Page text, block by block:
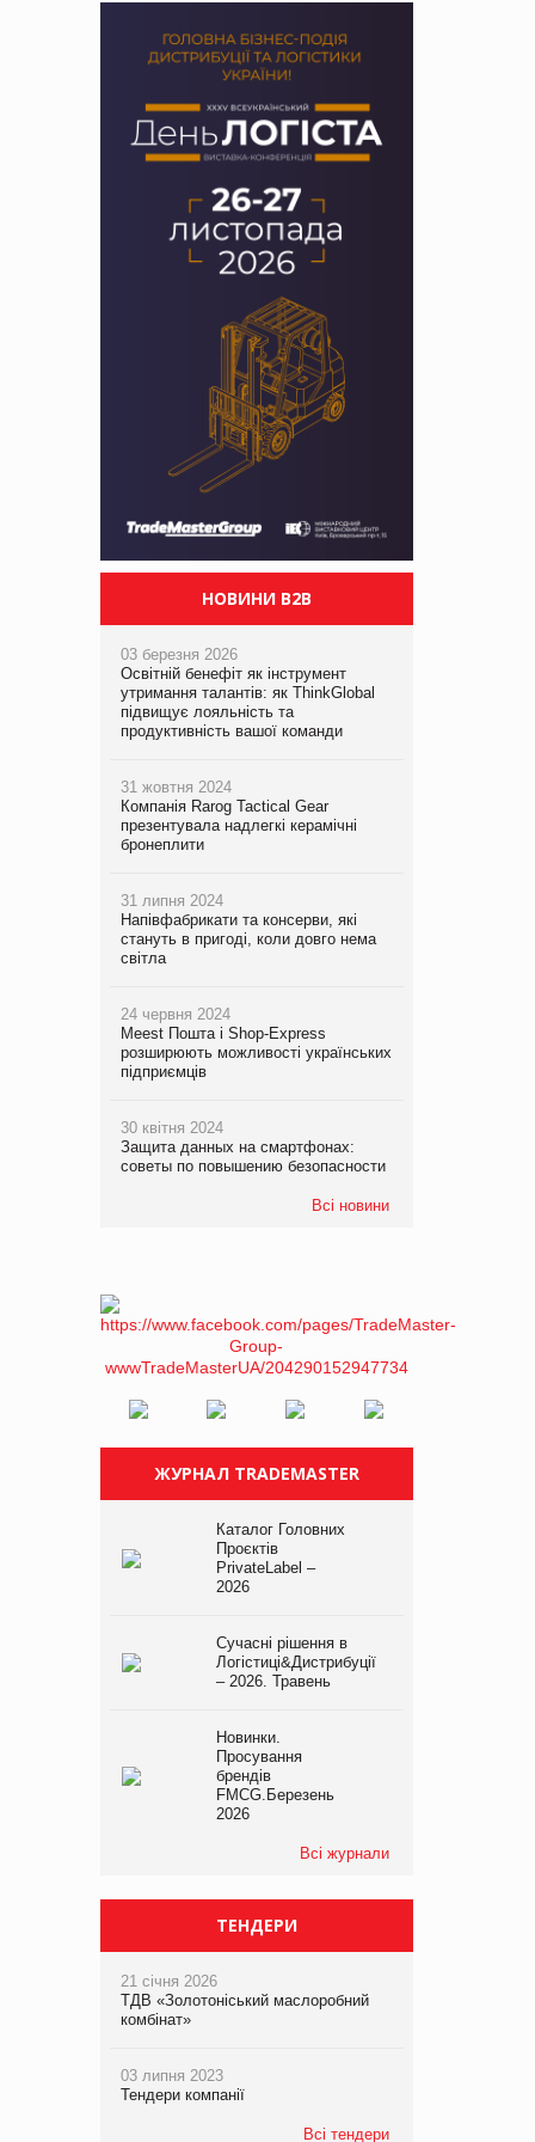
НОВИНИ B2B
03 березня 2026
Освітній бенефіт як інструмент
утримання талантів: як ThinkGlobal
підвищує лояльність та
продуктивність вашої команди
31 жовтня 2024
Компанія Rarog Tactical Gear
презентувала надлегкі керамічні
бронеплити
31 липня 2024
Напівфабрикати та консерви, які
стануть в пригоді, коли довго нема
світла
24 червня 2024
Meest Пошта і Shop-Express
розширюють можливості українських
підприємців
30 квітня 2024
Защита данных на смартфонах:
советы по повышению безопасности
Всі новини
ЖУРНАЛ TRADEMASTER
Каталог Головних
Проєктів
PrivateLabel –
2026
Сучасні рішення в
Логістиці&Дистрибуції
– 2026. Травень
Новинки.
Просування
брендів
FMCG.Березень
2026
Всі журнали
ТЕНДЕРИ
21 січня 2026
ТДВ «Золотоніський маслоробний
комбінат»
03 липня 2023
Тендери компанії
Всі тендери